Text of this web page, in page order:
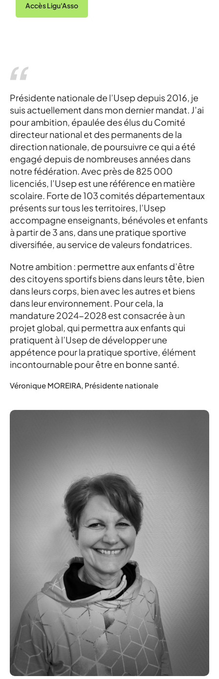
Accès Ligu'Asso
Présidente nationale de l’Usep depuis 2016, je
suis actuellement dans mon dernier mandat. J’ai
pour ambition, épaulée des élus du Comité
directeur national et des permanents de la
direction nationale, de poursuivre ce qui a été
engagé depuis de nombreuses années dans
notre fédération. Avec près de 825 000
licenciés, l’Usep est une référence en matière
scolaire. Forte de 103 comités départementaux
présents sur tous les territoires, l’Usep
accompagne enseignants, bénévoles et enfants
à partir de 3 ans, dans une pratique sportive
diversifiée, au service de valeurs fondatrices.
Notre ambition : permettre aux enfants d’être
des citoyens sportifs biens dans leurs tête, bien
dans leurs corps, bien avec les autres et biens
dans leur environnement. Pour cela, la
mandature 2024-2028 est consacrée à un
projet global, qui permettra aux enfants qui
pratiquent à l’Usep de développer une
appétence pour la pratique sportive, élément
incontournable pour être en bonne santé.
Véronique MOREIRA, Présidente nationale